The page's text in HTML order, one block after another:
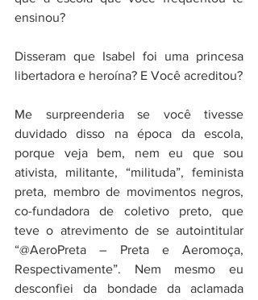
ensinou?
Disseram que Isabel foi uma princesa
libertadora e heroína? E Você acreditou?
Me surpreenderia se você tivesse
duvidado disso na época da escola,
porque veja bem, nem eu que sou
ativista, militante, “milituda”, feminista
preta, membro de movimentos negros,
co-fundadora de coletivo preto, que
teve o atrevimento de se autointitular
“@AeroPreta – Preta e Aeromoça,
Respectivamente”. Nem mesmo eu
desconfiei da bondade da aclamada